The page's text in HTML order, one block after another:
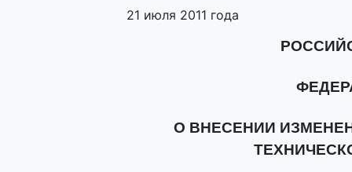
21 июля 2011 года
О ВНЕСЕНИИ